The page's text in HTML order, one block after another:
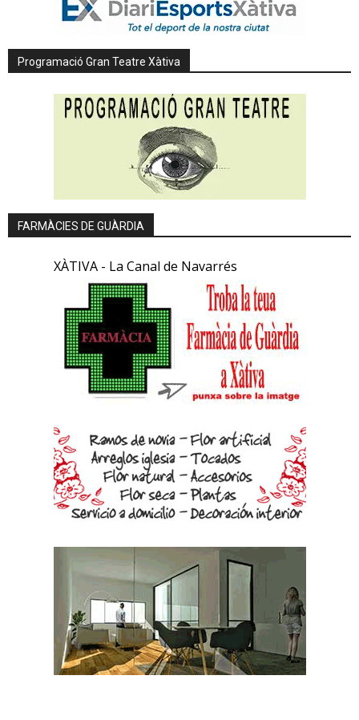
Programació Gran Teatre Xàtiva
FARMÀCIES DE GUÀRDIA
XÀTIVA - La Canal de Navarrés